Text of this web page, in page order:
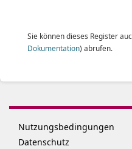
Sie können dieses Register
Dokumentation) abrufen.
Nutzungsbedingungen
Datenschutz